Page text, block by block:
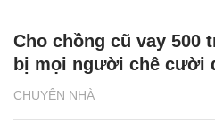
CHUYỆN NHÀ
Cho chồng cũ vay 500
bị mọi người chê cười